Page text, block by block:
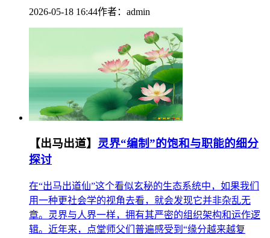
2026-05-18 16:44作者： admin
【出马出道】 灵界“编制”的饱和与职能的细分
探讨
在“出马出道仙”这个看似玄秘的生态系统中，如果我们
用一种更社会学的视角去看，就会发现它并非杂乱无
章。灵界与人界一样，拥有其严密的组织架构和运作逻
辑。近年来，点堂师父们普遍感受到“缘分越来越复